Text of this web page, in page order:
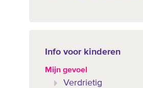
Info voor kinderen
Mijn gevoel
Verdrietig